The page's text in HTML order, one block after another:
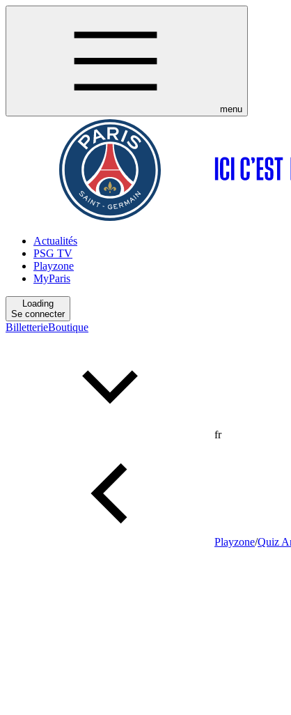
menu
Actualités
PSG TV
Playzone
MyParis
Loading
Se connecter
BilletterieBoutique
fr
Playzone/Quiz